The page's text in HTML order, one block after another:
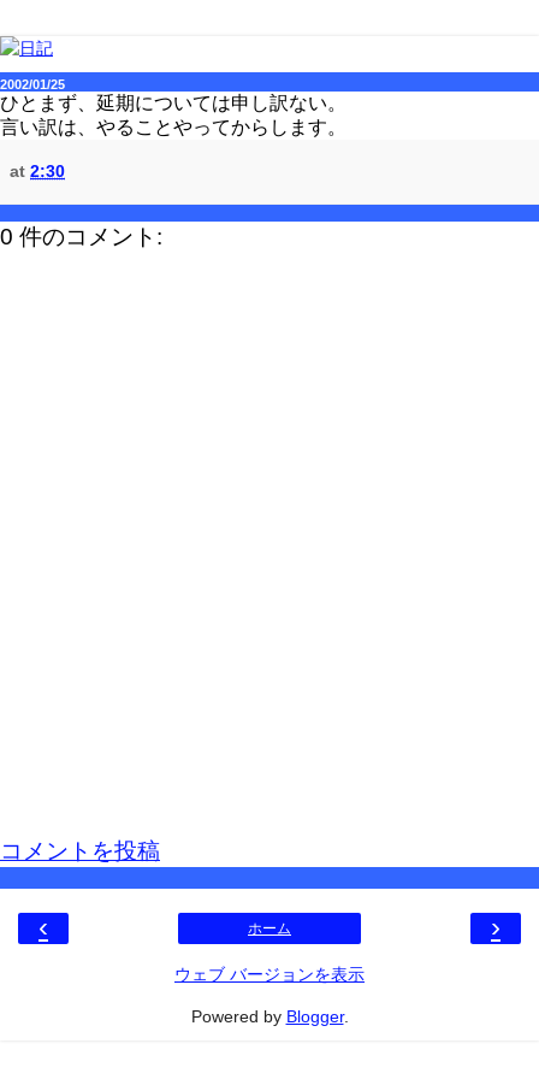
2002/01/25
ひとまず、延期については申し訳ない。
言い訳は、やることやってからします。
at 2:30
0 件のコメント:
コメントを投稿
‹ ›
ホーム
ウェブ バージョンを表示
Powered by Blogger.